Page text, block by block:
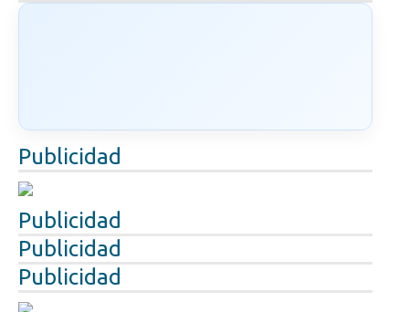
Publicidad
Publicidad
Publicidad
Publicidad